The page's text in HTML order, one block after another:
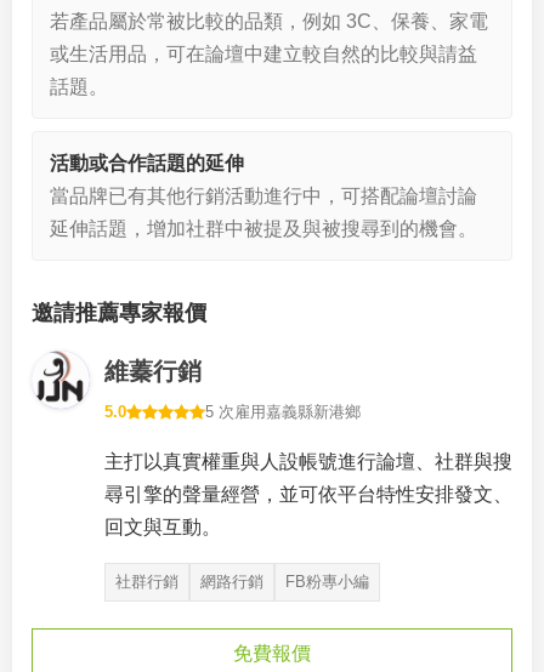
若產品屬於常被比較的品類，例如 3C、保養、家電
或生活用品，可在論壇中建立較自然的比較與請益
話題。
活動或合作話題的延伸
當品牌已有其他行銷活動進行中，可搭配論壇討論
延伸話題，增加社群中被提及與被搜尋到的機會。
邀請推薦專家報價
維蓁行銷
5.0 5 次雇用嘉義縣新港鄉
主打以真實權重與人設帳號進行論壇、社群與搜
尋引擎的聲量經營，並可依平台特性安排發文、
回文與互動。
社群行銷 網路行銷 FB粉專小編
免費報價